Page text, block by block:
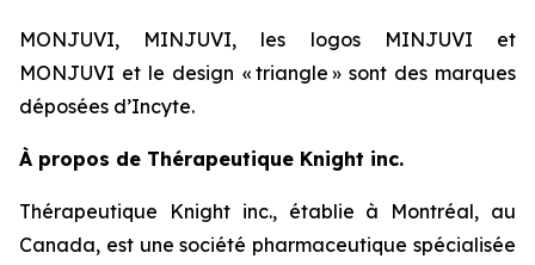
MONJUVI, MINJUVI, les logos MINJUVI et
MONJUVI et le design « triangle » sont des marques
déposées d’Incyte.
À propos de Thérapeutique Knight inc.
Thérapeutique Knight inc., établie à Montréal, au
Canada, est une société pharmaceutique spécialisée